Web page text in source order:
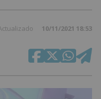
10/11/2021 18:53